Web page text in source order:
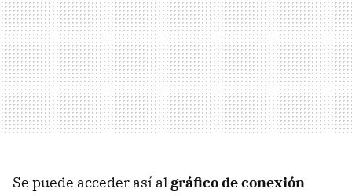
Se puede acceder así al gráfico de conexión